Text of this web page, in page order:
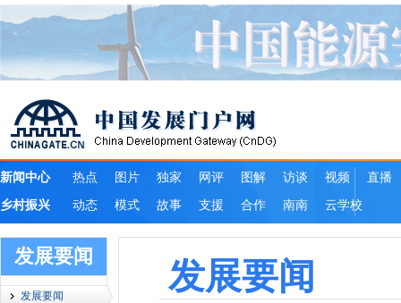
发展要闻
发展要闻
发展要闻